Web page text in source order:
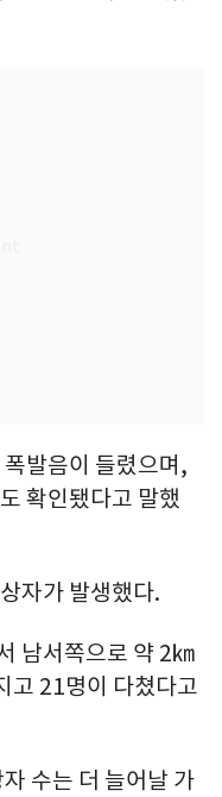
발음이 들렸으며,
확인됐다고 말했
자가 발생했다.
남서쪽으로 약 2㎞
고 21명이 다쳤다고
수는 더 늘어날 가